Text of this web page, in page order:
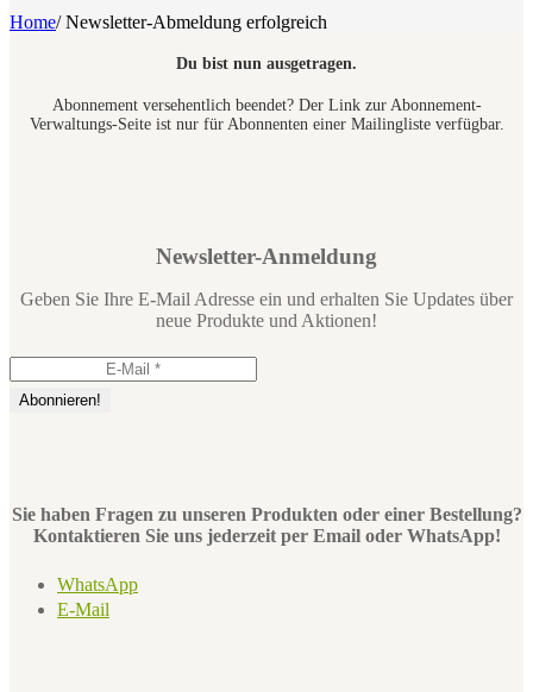
Home/Newsletter-Abmeldung erfolgreich
Du bist nun ausgetragen.
Abonnement versehentlich beendet? Der Link zur Abonnement-
Verwaltungs-Seite ist nur für Abonnenten einer Mailingliste verfügbar.
Newsletter-Anmeldung
Geben Sie Ihre E-Mail Adresse ein und erhalten Sie Updates über
neue Produkte und Aktionen!
Sie haben Fragen zu unseren Produkten oder einer Bestellung?
Kontaktieren Sie uns jederzeit per Email oder WhatsApp!
WhatsApp
E-Mail